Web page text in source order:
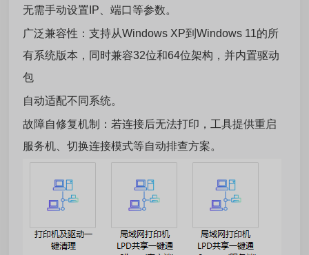
无需手动设置IP、端口等参数。‌‌
‌广泛兼容性‌：支持从‌Windows XP到‌Windows 11的所
有系统版本，同时兼容32位和64位架构，并内置驱动
包
自动适配不同系统。‌‌
‌故障自修复机制‌：若连接后无法打印，工具提供重启
服务机、切换连接模式等自动排查方案。‌‌